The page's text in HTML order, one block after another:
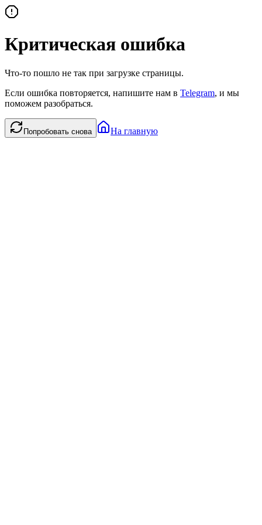
Критическая ошибка
Что-то пошло не так при загрузке страницы.
Если ошибка повторяется, напишите нам в Telegram, и мы
поможем разобраться.
Попробовать снова На главную